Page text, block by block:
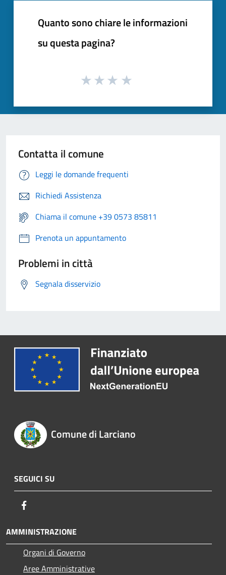
Quanto sono chiare le informazioni
su questa pagina?
Contatta il comune
Leggi le domande frequenti
Richiedi Assistenza
Chiama il comune +39 0573 85811
Prenota un appuntamento
Problemi in città
Segnala disservizio
Comune di Larciano
SEGUICI SU
AMMINISTRAZIONE
Organi di Governo
Aree Amministrative